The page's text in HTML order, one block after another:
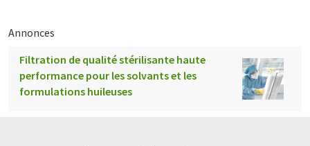
Annonces
Filtration de qualité stérilisante haute
performance pour les solvants et les
formulations huileuses